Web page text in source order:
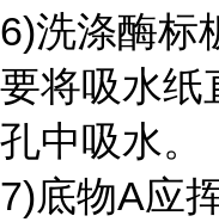
6)洗涤酶标
要将吸水纸
孔中吸水。
7)底物A应